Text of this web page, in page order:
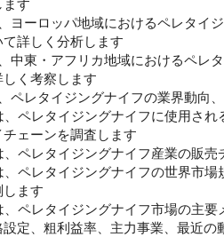
ます
ヨーロッパ地域におけるペレタイ
て詳しく分析します
中東・アフリカ地域におけるペレ
しく考察します
ペレタイジングナイフの業界動向
、ペレタイジングナイフに使用さ
ェーンを調査します
、ペレタイジングナイフ産業の販
、ペレタイジングナイフの世界市
します
、ペレタイジングナイフ市場の主要
設定、粗利益率、主力事業、最近の